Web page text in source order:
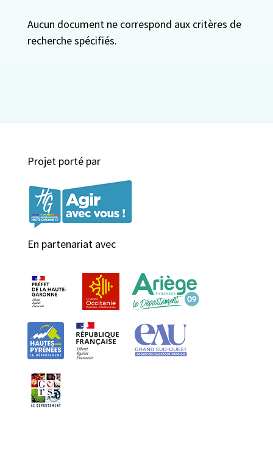
Aucun document ne correspond aux critères de
recherche spécifiés.
Projet porté par
En partenariat avec